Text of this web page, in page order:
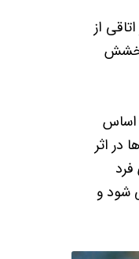
از
250 میلیون ساله) درخشش
اساس
در اثر
شود و